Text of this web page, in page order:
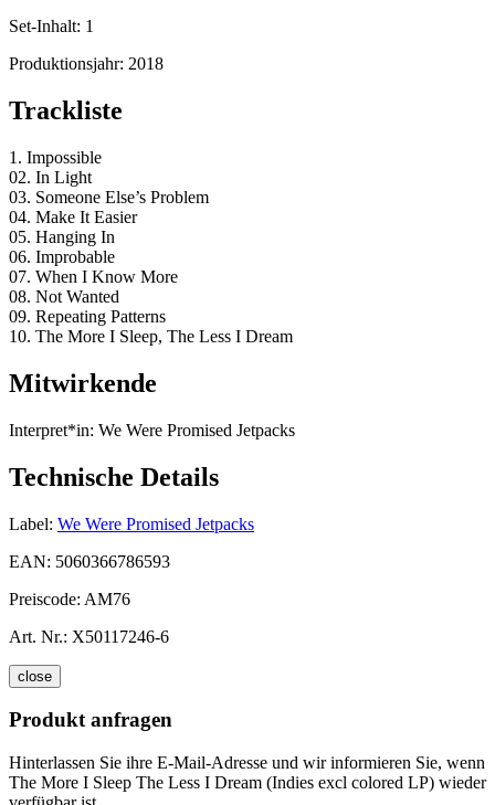
Set-Inhalt: 1
Produktionsjahr: 2018
Trackliste
1. Impossible
02. In Light
03. Someone Else’s Problem
04. Make It Easier
05. Hanging In
06. Improbable
07. When I Know More
08. Not Wanted
09. Repeating Patterns
10. The More I Sleep, The Less I Dream
Mitwirkende
Interpret*in: We Were Promised Jetpacks
Technische Details
Label: We Were Promised Jetpacks
EAN: 5060366786593
Preiscode: AM76
Art. Nr.: X50117246-6
close
Produkt anfragen
Hinterlassen Sie ihre E-Mail-Adresse und wir informieren Sie, wenn
The More I Sleep The Less I Dream (Indies excl colored LP) wieder